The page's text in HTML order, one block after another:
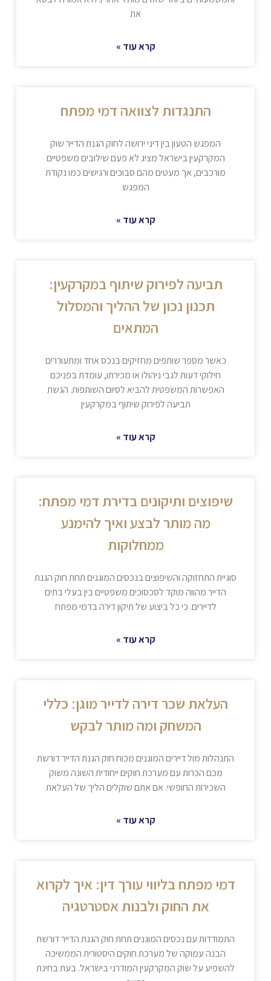
את
קרא עוד »
התנגדות לצוואה דמי מפתח
המפגש הטעון בין דיני ירושה לחוק הגנת הדייר שוק
המקרקעין בישראל מציג לא פעם שילובים משפטיים
מורכבים, אך מעטים מהם סבוכים ורגישים כמו נקודת
המפגש
קרא עוד »
תביעה לפירוק שיתוף במקרקעין:
תכנון נכון של ההליך והמסלול
המתאים
כאשר מספר שותפים מחזיקים בנכס אחד ומתעוררים
חילוקי דעות לגבי ניהולו או מכירתו, עומדת בפניכם
האפשרות המשפטית להביא לסיום השותפות. הגשת
תביעה לפירוק שיתוף במקרקעין
קרא עוד »
שיפוצים ותיקונים בדירת דמי מפתח:
מה מותר לבצע ואיך להימנע
ממחלוקות
סוגיית התחזוקה והשיפוצים בנכסים המוגנים תחת חוק הגנת
הדייר מהווה מוקד לסכסוכים משפטיים בין בעלי בתים
לדיירים. כי כל ביצוע של תיקון דירה בדמי מפתח
קרא עוד »
העלאת שכר דירה לדייר מוגן: כללי
המשחק ומה מותר לבקש
התנהלות מול דיירים המוגנים מכוח חוק הגנת הדייר דורשת
מכם הכרות עם מערכת חוקים ייחודית השונה משוק
השכירות החופשי. אם אתם שוקלים הליך של העלאת
קרא עוד »
דמי מפתח בליווי עורך דין: איך לקרוא
את החוק ולבנות אסטרטגיה
התמודדות עם נכסים המוגנים תחת חוק הגנת הדייר דורשת
הבנה עמוקה של מערכת חוקים היסטורית הממשיכה
להשפיע על שוק המקרקעין המודרני בישראל. בעת בחינת